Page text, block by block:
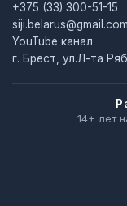
+375 (33) 300-51-15
siji.belarus@gmail.com
YouTube канал
г. Брест, ул.Л-та
14+ лет